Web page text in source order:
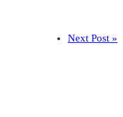
Next Post »